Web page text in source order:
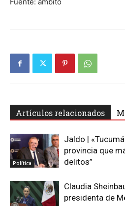
Artículos relacionados
Política
Jaldo |
provincia que
delitos”
Claudia
presidenta de